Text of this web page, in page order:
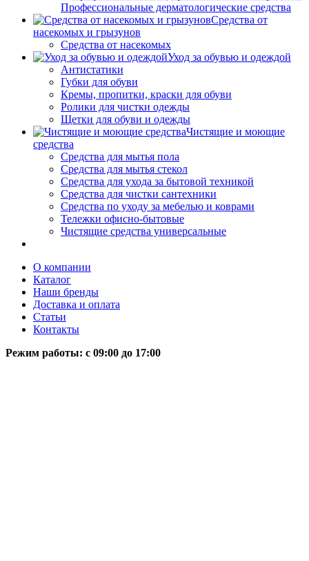
Профессиональные дерматологические средства
Средства от
насекомых и грызунов
Средства от насекомых
Уход за обувью и одеждой
Антистатики
Губки для обуви
Кремы, пропитки, краски для обуви
Ролики для чистки одежды
Щетки для обуви и одежды
Чистящие и моющие
средства
Средства для мытья пола
Средства для мытья стекол
Средства для ухода за бытовой техникой
Средства для чистки сантехники
Средства по уходу за мебелью и коврами
Тележки офисно-бытовые
Чистящие средства универсальные
О компании
Каталог
Наши бренды
Доставка и оплата
Статьи
Контакты
Режим работы: c 09:00 до 17:00